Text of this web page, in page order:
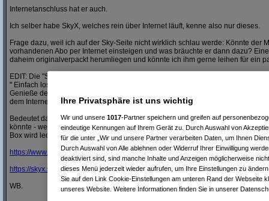
Internetanschluss hat er auch.
Ich selber habe SkyX, welches rein über Internet läuft, kenne also nur dieses.
Frage dazu, weil ich auf der Sky-Seite nicht wirklich schlau werde: Könnte der
vorhandenen Abo per Internet einsteigen und was bräuchte er dann dazu?
daheim originalverpackt herumliegen und könnte ich ihm gerne leihen für ein
EDIT: Die "Sky Q Mini Box" schaut verdammt ähnlich aus zur meiner SkyX-
" Einfach losstreamen
Genieße dein Sky Programm auch ohne zusätzlichen Kabel- oder Sat-
dem Internet verbinden und schauen – egal ob live oder auf einem der 100
Bedeutet das, dass der Mieter mit seinen Kundendaten per SkyX/Q Mini-Kastl
könnte - welches wesentlich umfangreicher ist als mein bloßes SkyX (Fußball
Box wird lediglich als zusätzliches Nebengerät propagiert.
https://www.sky.at/produkte/sky-q/mini
https://skyx.sky.at/streaming-box
WB.
Ihre Privatsphäre ist uns wichtig
Wir und unsere 1017-Partner speichern und greifen auf
eindeutige Kennungen auf Ihrem Gerät zu. Durch Auswahl von
für die unter „Wir und unsere Partner verarbeiten Daten, um Ihnen
Durch Auswahl von Alle ablehnen oder Widerruf Ihrer Einwilligung
deaktiviert sind, sind manche Inhalte und Anzeigen möglicherweise
dieses Menü jederzeit wieder aufrufen, um Ihre Einstellungen zu
Sie auf den Link Cookie-Einstellungen am unteren Rand der Webseite
unseres Website. Weitere Informationen finden Sie in unserer